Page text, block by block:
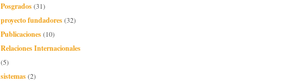
Posgrados(31)
proyecto fundadores(32)
Publicaciones(10)
Relaciones Internacionales
(5)
sistemas(2)